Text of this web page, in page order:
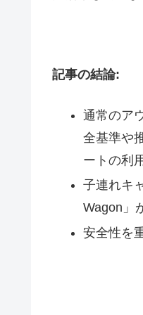
記事の結論:
通常のア
全基準や
ートの利
子連れキ
Wagon」
安全性を